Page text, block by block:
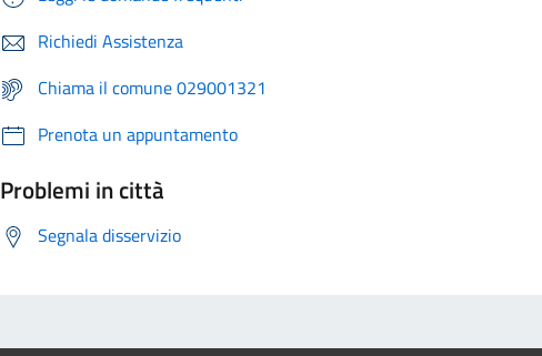
Richiedi Assistenza
Chiama il comune 029001321
Prenota un appuntamento
Problemi in città
Segnala disservizio